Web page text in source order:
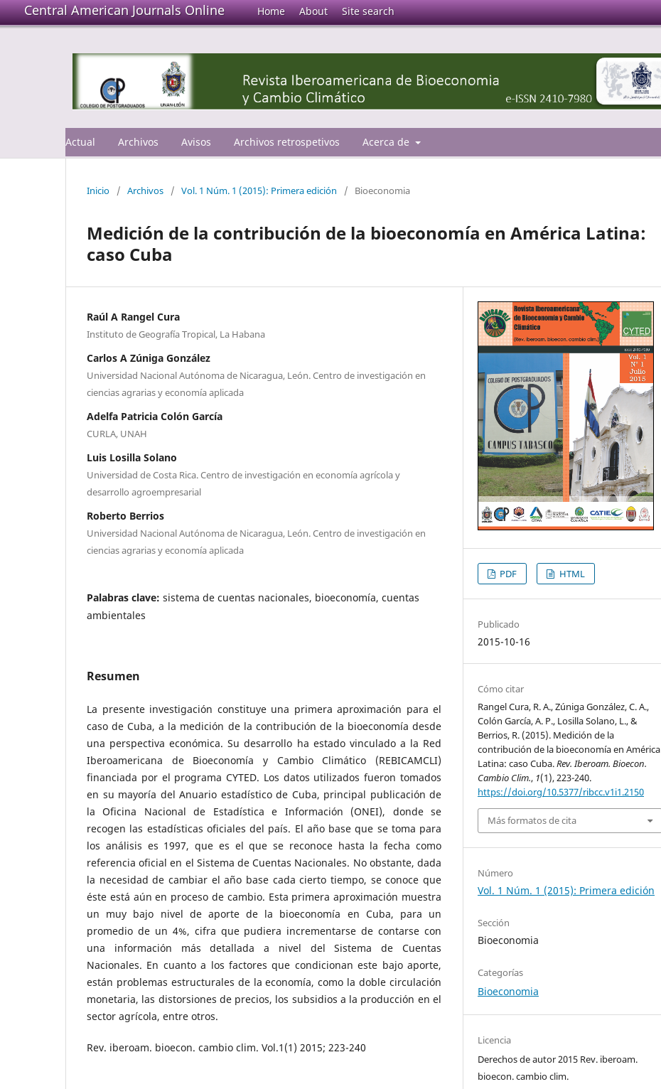
Central American Journals Online Home About Site search
Actual Archivos Avisos Archivos retrospetivos Acerca de
Inicio / Archivos / Vol. 1 Núm. 1 (2015): Primera edición / Bioeconomia
Medición de la contribución de la bioeconomía en América Latina:
caso Cuba
Raúl A Rangel Cura
Instituto de Geografía Tropical, La Habana
Carlos A Zúniga González
Universidad Nacional Autónoma de Nicaragua, León. Centro de investigación en
ciencias agrarias y economía aplicada
Adelfa Patricia Colón García
CURLA, UNAH
Luis Losilla Solano
Universidad de Costa Rica. Centro de investigación en economía agrícola y
desarrollo agroempresarial
Roberto Berrios
Universidad Nacional Autónoma de Nicaragua, León. Centro de investigación en
ciencias agrarias y economía aplicada
Palabras clave: sistema de cuentas nacionales, bioeconomía, cuentas
ambientales
Resumen
La presente investigación constituye una primera aproximación para el
caso de Cuba, a la medición de la contribución de la bioeconomía desde
una perspectiva económica. Su desarrollo ha estado vinculado a la Red
Iberoamericana de Bioeconomía y Cambio Climático (REBICAMCLI)
financiada por el programa CYTED. Los datos utilizados fueron tomados
en su mayoría del Anuario estadístico de Cuba, principal publicación de
la Oficina Nacional de Estadística e Información (ONEI), donde se
recogen las estadísticas oficiales del país. El año base que se toma para
los análisis es 1997, que es el que se reconoce hasta la fecha como
referencia oficial en el Sistema de Cuentas Nacionales. No obstante, dada
la necesidad de cambiar el año base cada cierto tiempo, se conoce que
éste está aún en proceso de cambio. Esta primera aproximación muestra
un muy bajo nivel de aporte de la bioeconomía en Cuba, para un
promedio de un 4%, cifra que pudiera incrementarse de contarse con
una información más detallada a nivel del Sistema de Cuentas
Nacionales. En cuanto a los factores que condicionan este bajo aporte,
están problemas estructurales de la economía, como la doble circulación
monetaria, las distorsiones de precios, los subsidios a la producción en el
sector agrícola, entre otros.
Rev. iberoam. bioecon. cambio clim. Vol.1(1) 2015; 223-240
PDF HTML
Publicado
2015-10-16
Cómo citar
Rangel Cura, R. A., Zúniga González, C. A.,
Colón García, A. P., Losilla Solano, L., &
Berrios, R. (2015). Medición de la
contribución de la bioeconomía en América
Latina: caso Cuba.Rev. Iberoam. Bioecon.
Cambio Clim., 1(1), 223-240.
https://doi.org/10.5377/ribcc.v1i1.2150
Más formatos de cita
Número
Vol. 1 Núm. 1 (2015): Primera edición
Sección
Bioeconomia
Categorías
Bioeconomia
Licencia
Derechos de autor 2015 Rev. iberoam.
bioecon. cambio clim.